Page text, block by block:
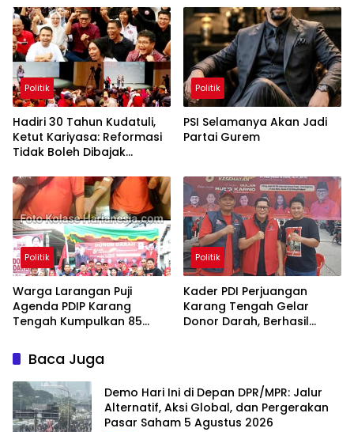
Agustus 2026
Politik
Hadiri 30 Tahun Kudatuli,
Ketut Kariyasa: Reformasi
Tidak Boleh Dibajak
Politik
PSI Selamanya Akan Jadi
Partai Gurem
Politik
Warga Larangan Puji
Agenda PDIP Karang
Tengah Kumpulkan 85
Politik
Kader PDI Perjuangan
Karang Tengah Gelar
Donor Darah, Berhasil
Baca Juga
Demo Hari Ini di Depan DPR/MPR: Jalur
Alternatif, Aksi Global, dan Pergerakan
Pasar Saham 5 Agustus 2026